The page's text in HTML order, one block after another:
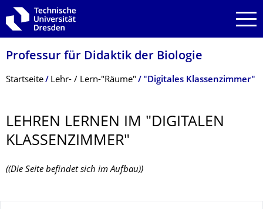
Zur Hauptnavigation springen
Zur Suche springen
Zum Inhalt springen
Professur für Didaktik der Biologie
Breadcrumb-Menü
Startseite Lehr- / Lern-"Räume" "Digitales Klassenzimmer"
LEHREN LERNEN IM "DIGITALEN
KLASSENZIMMER"
((Die Seite befindet sich im Aufbau))